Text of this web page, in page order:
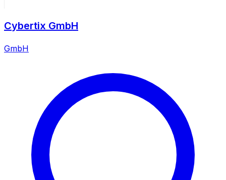
Cybertix GmbH
GmbH